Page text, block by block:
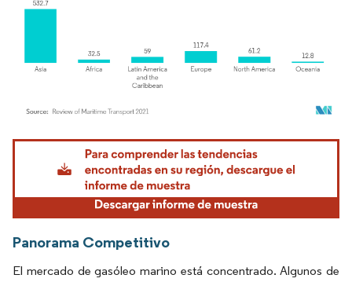
Imagen © Mordor Intelligence. El uso requiere atribución según CC BY 4.0.
Panorama Competitivo
El mercado de gasóleo marino está concentrado. Algunos de